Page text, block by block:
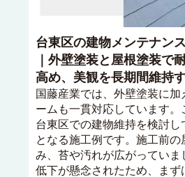
台東区の建物メンテナン
｜外壁塗装と屋根塗装で
高め、美観を長期間維持
国藤産業では、外壁塗装に加
ームも一貫対応しています。
台東区での建物維持を検討し
となる施工例です。施工前の
み、苔や汚れが広がっていま
低下が懸念されたため、まず